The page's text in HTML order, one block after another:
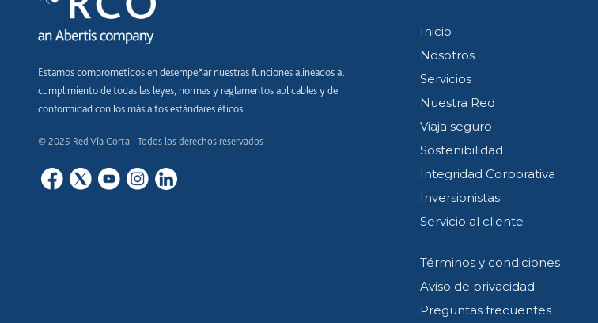
Estamos comprometidos en desempeñar nuestras funciones alineados al
cumplimiento de todas las leyes, normas y reglamentos aplicables y de
conformidad con los más altos estándares éticos.
© 2025 Red Vía Corta - Todos los derechos reservados
Inicio
Nosotros
Servicios
Nuestra Red
Viaja seguro
Sostenibilidad
Integridad Corporativa
Inversionistas
Servicio al cliente
Términos y condiciones
Aviso de privacidad
Preguntas frecuentes